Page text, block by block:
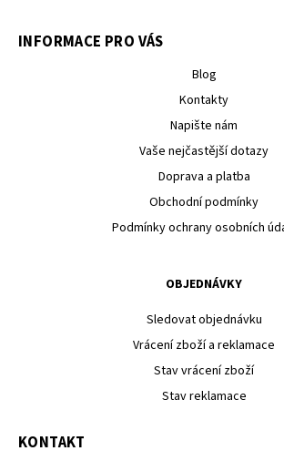
INFORMACE PRO VÁS
Blog
Kontakty
Napište nám
Vaše nejčastější dotazy
Doprava a platba
Obchodní podmínky
Podmínky ochrany osobních
OBJEDNÁVKY
Sledovat objednávku
Vrácení zboží a reklamace
Stav vrácení zboží
Stav reklamace
KONTAKT